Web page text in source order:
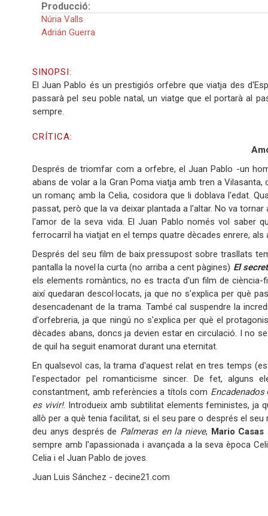
Producció:
Núria Valls
Adrián Guerra
SINOPSI:
El Juan Pablo és un prestigiós orfebre que viatja des
passarà pel seu poble natal, un viatge que el portarà al
sempre.
CRÍTICA:
Després de triomfar com a orfebre, el Juan Pablo -un
abans de volar a la Gran Poma viatja amb tren a
un romanç amb la Celia, cosidora que li doblava l'edat.
passat, però que la va deixar plantada a l'altar. No va
l'amor de la seva vida. El Juan Pablo només vol saber
ferrocarril ha viatjat en el temps quatre dècades enrere, als
Després del seu film de baix pressupost sobre trasllats
pantalla la novel·la curta (no arriba a cent pàgines) El
els elements romàntics, no es tracta d'un film de
així quedaran descol·locats, ja que no s'explica per què
desencadenant de la trama. També cal suspendre la
d'orfebreria, ja que ningú no s'explica per què el
dècades abans, doncs ja devien estar en circulació. I no
de quil ha seguit enamorat durant una eternitat.
En qualsevol cas, la trama d'aquest relat en tres temps
l'espectador pel romanticisme sincer. De fet, alguns
constantment, amb referències a títols com Encadenados
es vivir!. Introdueix amb subtilitat elements feministes, ja
allò per a què tenia facilitat, si el seu pare o després el
deu anys després de Palmeras en la nieve, Mario Casas
sempre amb l'apassionada i avançada a la seva època
Celia i el Juan Pablo de joves.
Juan Luis Sánchez - decine21.com